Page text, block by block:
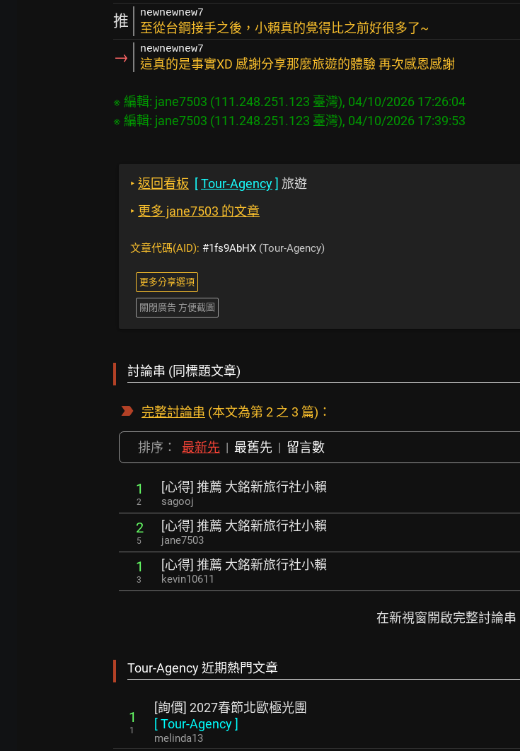
推 newnewnew7
至從台鋼接手之後，小賴真的覺得比之前好很多了~
→ newnewnew7
這真的是事實XD 感謝分享那麼旅遊的體驗 再次感恩感謝
※ 編輯: jane7503 (111.248.251.123 臺灣), 04/10/2026 17:26:04
‣ 返回看板 [Tour-Agency] 旅遊
‣ 更多 jane7503 的文章
文章代碼(AID): #1fs9AbHX (Tour-Agency)
更多分享選項
關閉廣告 方便截圖
討論串 (同標題文章)
完整討論串 (本文為第 2 之 3 篇)：
排序： 最新先 | 最舊先 | 留言數
1
2
[心得] 推薦 大銘新旅行社小賴
sagooj
2
5
[心得] 推薦 大銘新旅行社小賴
jane7503
1
3
[心得] 推薦 大銘新旅行社小賴
kevin10611
在新視窗開啟完整討論串
Tour-Agency 近期熱門文章
1
1
[詢價] 2027春節北歐極光團
[Tour-Agency]
melinda13